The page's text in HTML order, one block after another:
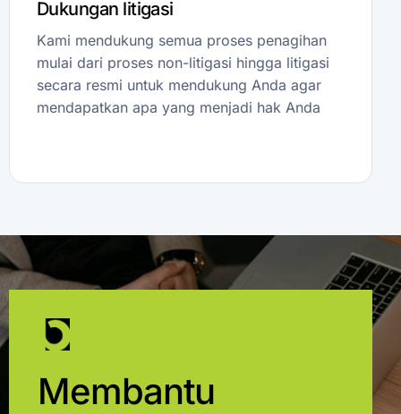
Dukungan litigasi
Kami mendukung semua proses penagihan
mulai dari proses non-litigasi hingga litigasi
secara resmi untuk mendukung Anda agar
mendapatkan apa yang menjadi hak Anda
Membantu